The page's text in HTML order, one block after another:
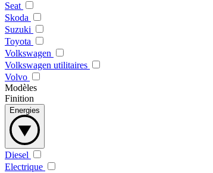
Seat
Skoda
Suzuki
Toyota
Volkswagen
Volkswagen utilitaires
Volvo
Modèles
Finition
Energies
Diesel
Electrique